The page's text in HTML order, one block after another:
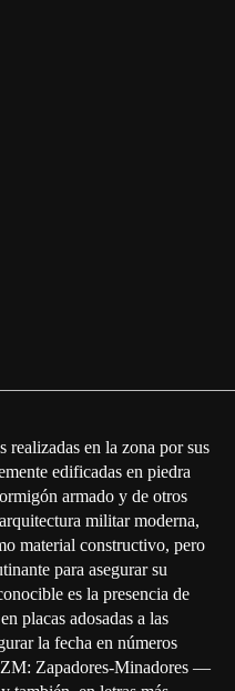
realizadas en la zona por sus
edificadas en piedra
armado y de otros
militar moderna,
material constructivo, pero
para asegurar su
es la presencia de
placas adosadas a las
la fecha en números
Zapadores-Minadores —